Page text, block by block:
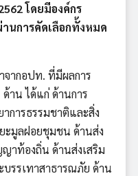
โดยมีองค์กร
นการคัดเลือกทั้งหมด
ากอปท. ที่มีผลการ
าน ได้แก่ ด้านการ
การธรรมชาติและสิ่ง
ะมูลฝอยชุมชน ด้านส่ง
าท้องถิ่น ด้านส่งเสริม
บรรเทาสาธารณภัย ด้าน